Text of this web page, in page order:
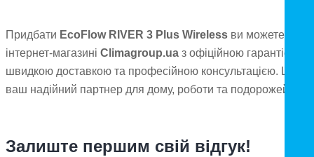
Придбати EcoFlow RIVER 3 Plus Wireless ви можете в
інтернет-магазині Climagroup.ua з офіційною гарантією,
швидкою доставкою та професійною консультацією. Це
ваш надійний партнер для дому, роботи та подорожей.
Залиште першим свій відгук!